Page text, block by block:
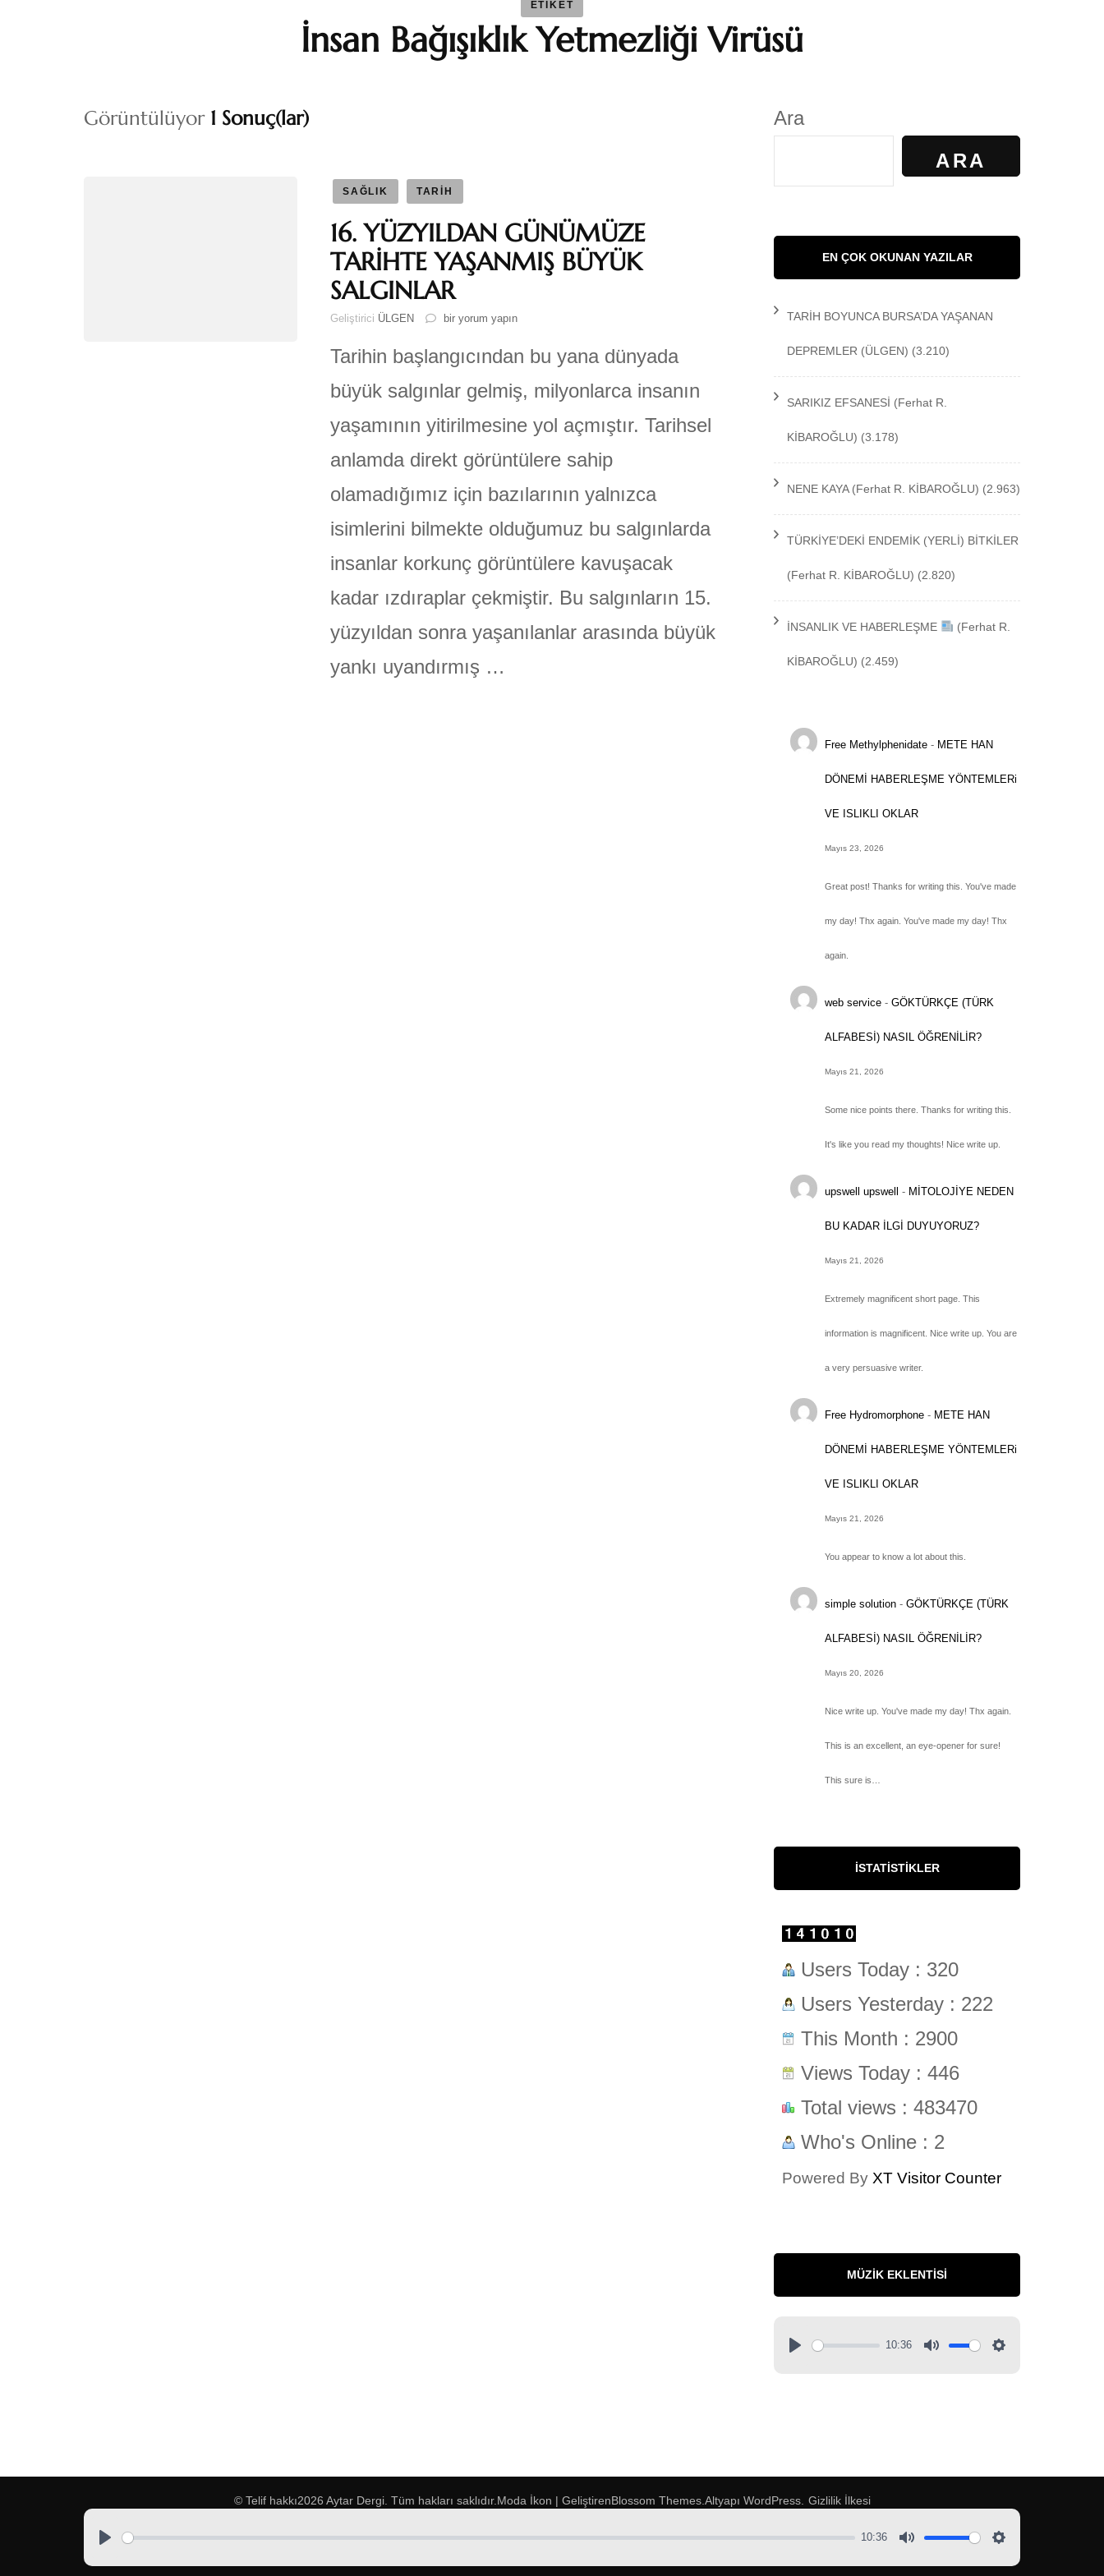
BAYBARS
Ferhat R. KİBAROĞLU
ÜLGEN
SANAT
SAĞLIK
SOSYOLOJİ
ETIKET
İnsan Bağışıklık Yetmezliği Virüsü
Görüntülüyor 1 Sonuç(lar)
SAĞLIK TARİH
16. YÜZYILDAN GÜNÜMÜZE
TARİHTE YAŞANMIŞ BÜYÜK
SALGINLAR
Geliştirici ÜLGEN
16.
GÜNÜMÜZE
TARİHTE
YAŞANMIŞ
BÜYÜK
SALGINLAR
için
bir yorum yapın
Tarihin başlangıcından bu yana dünyada
büyük salgınlar gelmiş, milyonlarca insanın
yaşamının yitirilmesine yol açmıştır. Tarihsel
anlamda direkt görüntülere sahip
olamadığımız için bazılarının yalnızca
isimlerini bilmekte olduğumuz bu salgınlarda
insanlar korkunç görüntülere kavuşacak
kadar ızdıraplar çekmiştir. Bu salgınların 15.
yüzyıldan sonra yaşanılanlar arasında büyük
yankı uyandırmış …
Ara
ARA
EN ÇOK OKUNAN YAZILAR
TARİH BOYUNCA BURSA’DA YAŞANAN
DEPREMLER (ÜLGEN) (3.210)
SARIKIZ EFSANESİ (Ferhat R.
KİBAROĞLU) (3.178)
NENE KAYA (Ferhat R. KİBAROĞLU) (2.963)
TÜRKİYE’DEKİ ENDEMİK (YERLİ) BİTKİLER
(Ferhat R. KİBAROĞLU) (2.820)
İNSANLIK VE HABERLEŞME (Ferhat R.
KİBAROĞLU) (2.459)
Free Methylphenidate - METE HAN
DÖNEMİ HABERLEŞME YÖNTEMLERi
VE ISLIKLI OKLAR
Mayıs 23, 2026
Great post! Thanks for writing this. You've made
my day! Thx again. You've made my day! Thx
again.
web service -GÖKTÜRKÇE (TÜRK
ALFABESİ) NASIL ÖĞRENİLİR?
Mayıs 21, 2026
Some nice points there. Thanks for writing this.
It's like you read my thoughts! Nice write up.
upswell upswell - MİTOLOJİYE NEDEN
BU KADAR İLGİ DUYUYORUZ?
Mayıs 21, 2026
Extremely magnificent short page. This
information is magnificent. Nice write up. You are
a very persuasive writer.
Free Hydromorphone - METE HAN
DÖNEMİ HABERLEŞME YÖNTEMLERi
VE ISLIKLI OKLAR
Mayıs 21, 2026
You appear to know a lot about this.
simple solution -GÖKTÜRKÇE (TÜRK
ALFABESİ) NASIL ÖĞRENİLİR?
Mayıs 20, 2026
Nice write up. You've made my day! Thx again.
This is an excellent, an eye-opener for sure!
This sure is…
İSTATISTIKLER
Users Today : 320
Users Yesterday : 222
This Month : 2900
Views Today : 446
Total views : 483470
Who's Online : 2
Powered By XT Visitor Counter
MÜZIK EKLENTISI
10:36
© Telif hakkı2026 Aytar Dergi. Tüm hakları saklıdır. Moda İkon | GeliştirenBlossom Themes.Altyapı WordPress. Gizlilik İlkesi
10:36